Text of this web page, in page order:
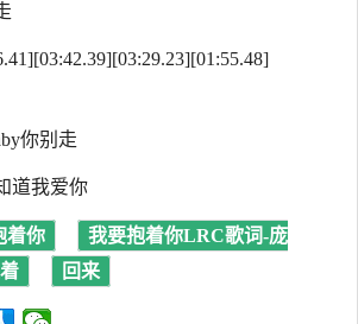
你别走
道我爱你
着你
我要抱着你LRC歌词-庞
回来